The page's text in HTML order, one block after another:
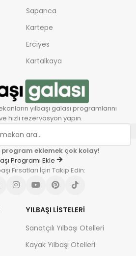
Sapanca
Kartepe
Erciyes
Kartalkaya
yılbaşı galası programlarını
hızlı rezervasyon yapın.
eklemek çok kolay!
Programı Ekle
Fırsatları İçin Takip Edin:
YILBAŞI LISTELERI
Sanatçılı Yılbaşı Otelleri
Kayak Yılbaşı Otelleri